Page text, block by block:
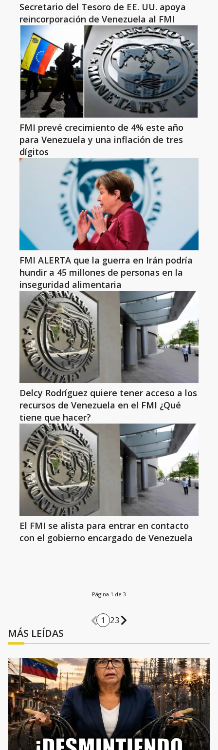
Secretario del Tesoro de EE. UU. apoya
reincorporación de Venezuela al FMI
FMI prevé crecimiento de 4% este año
para Venezuela y una inflación de tres
dígitos
FMI ALERTA que la guerra en Irán podría
hundir a 45 millones de personas en la
inseguridad alimentaria
Delcy Rodríguez quiere tener acceso a los
recursos de Venezuela en el FMI ¿Qué
tiene que hacer?
El FMI se alista para entrar en contacto
con el gobierno encargado de Venezuela
Página 1 de 3
1 23
MÁS LEÍDAS